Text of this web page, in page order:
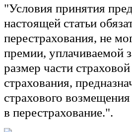
"Условия принятия
настоящей статьи
перестрахования, не
премии, уплачиваемой
размер части
страхования,
страхового
в перестрахование.".